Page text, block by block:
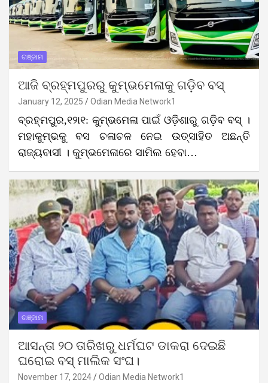
ଗଞ୍ଜାମ
ଆଜି ବ୍ରହ୍ମପୁରରୁ କୁମ୍ଭମେଳାକୁ ଗଡ଼ିବ ବସ୍
January 12, 2025 Odian Media Network1
ବ୍ରହ୍ମପୁର,୧୨ା୧: କୁମ୍ଭମେଳା ପାଇଁ ଓଡ଼ିଶାରୁ ଗଡ଼ିବ ବସ୍ ।
ମହାକୁମ୍ଭକୁ ବସ ଚଳାଚଳ ନେଇ ଉତ୍ସାହିତ ଅଛନ୍ତି
ରାଜ୍ୟବାସୀ । କୁମ୍ଭମେଳାରେ ସାମିଲ ହେବା…
ଗଞ୍ଜାମ
ଆସନ୍ତା ୨୦ ତାରିଖରୁ ଧର୍ମଘଟ ଡାକରା ଦେଇଛି
ଘରୋଇ ବସ୍‌ ମାଲିକ ସଂଘ।
November 17, 2024 Odian Media Network1